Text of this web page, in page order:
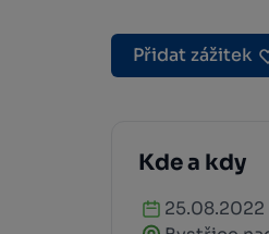
Přidat zážitek
Kde a kdy